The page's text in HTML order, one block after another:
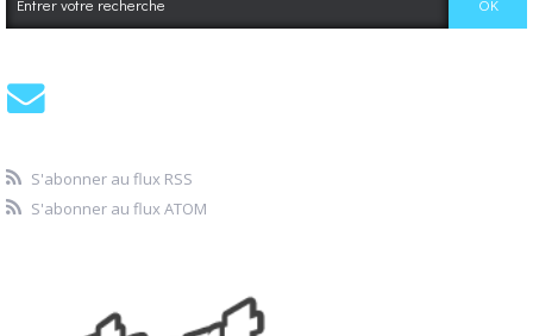
S'abonner au flux RSS
S'abonner au flux ATOM